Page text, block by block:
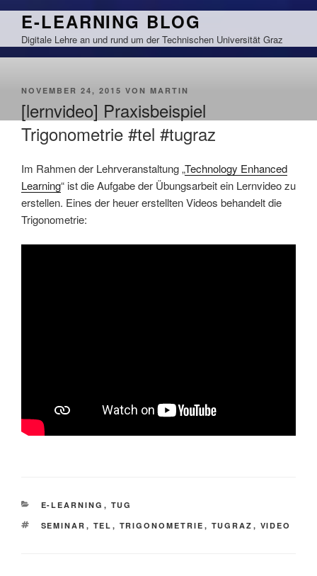
Zum
springen
E-LEARNING BLOG
Digitale Lehre an und rund um der Technischen Universität Graz
VERÖFFENTLICHT
NOVEMBER 24, 2015 VON MARTIN
[lernvideo] Praxisbeispiel
Trigonometrie #tel #tugraz
Im Rahmen der Lehrveranstaltung „Technology Enhanced
Learning“ ist die Aufgabe der Übungsarbeit ein Lernvideo zu
erstellen. Eines der heuer erstellten Videos behandelt die
Trigonometrie:
KATEGORIEN
E-LEARNING , TUG
SCHLAGWÖRTER
SEMINAR , TEL , TRIGONOMETRIE , TUGRAZ , VIDEO